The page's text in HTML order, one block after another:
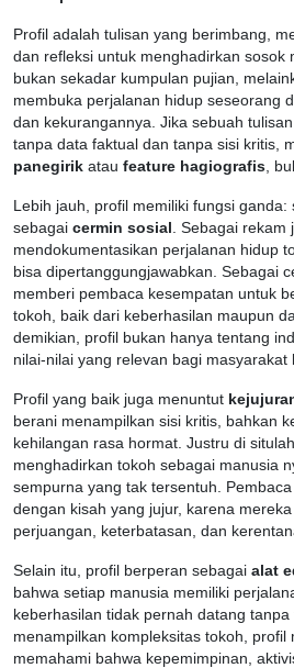
Profil adalah tulisan yang berimbang,
dan refleksi untuk menghadirkan sosok
bukan sekadar kumpulan pujian,
membuka perjalanan hidup seseorang
dan kekurangannya. Jika sebuah
tanpa data faktual dan tanpa sisi kritis,
panegirik atau feature hagiografis ,
Lebih jauh, profil memiliki fungsi ganda:
sebagai cermin sosial . Sebagai rekam
mendokumentasikan perjalanan hidup
bisa dipertanggungjawabkan. Sebagai
memberi pembaca kesempatan untuk
tokoh, baik dari keberhasilan maupun
demikian, profil bukan hanya tentang
nilai-nilai yang relevan bagi masyarakat
Profil yang baik juga menuntut
berani menampilkan sisi kritis, bahkan
kehilangan rasa hormat. Justru di
menghadirkan tokoh sebagai manusia
sempurna yang tak tersentuh.
dengan kisah yang jujur, karena
perjuangan, keterbatasan, dan
Selain itu, profil berperan sebagai alat
bahwa setiap manusia memiliki
keberhasilan tidak pernah datang
menampilkan kompleksitas tokoh, profil
memahami bahwa kepemimpinan,